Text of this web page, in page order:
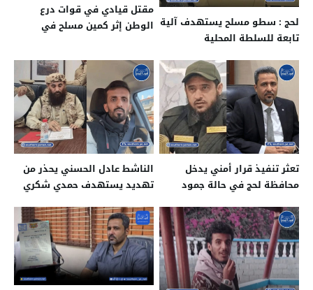
لحج : سطو مسلح يستهدف آلية
تابعة للسلطة المحلية
مقتل قيادي في قوات درع
الوطن إثر كمين مسلح في
تعثر تنفيذ قرار أمني يدخل
محافظة لحج في حالة جمود
الناشط عادل الحسني يحذر من
تهديد يستهدف حمدي شكري